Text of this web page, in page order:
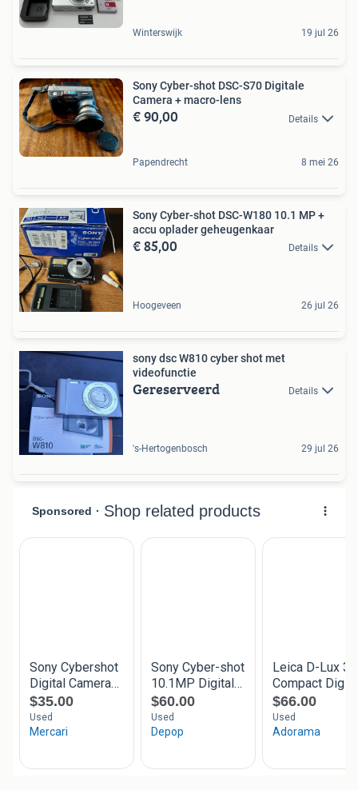
Winterswijk 19 jul 26
Sony Cyber-shot DSC-S70 Digitale
Camera + macro-lens
€ 90,00 Details
Papendrecht 8 mei 26
Sony Cyber-shot DSC-W180 10.1 MP +
accu oplader geheugenkaar
€ 85,00 Details
Hoogeveen 26 jul 26
sony dsc W810 cyber shot met
videofunctie
Gereserveerd Details
's-Hertogenbosch 29 jul 26